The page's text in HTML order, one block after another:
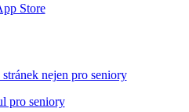
nejen pro seniory